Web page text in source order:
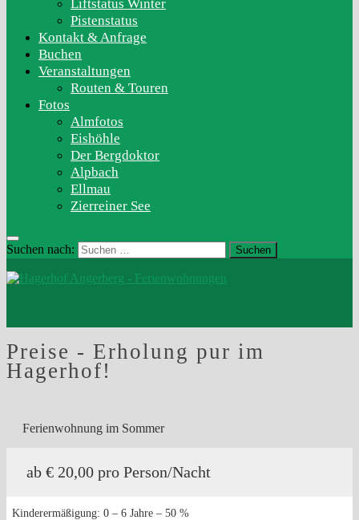
Liftstatus Winter
Pistenstatus
Kontakt & Anfrage
Buchen
Veranstaltungen
Routen & Touren
Fotos
Almfotos
Eishöhle
Der Bergdoktor
Alpbach
Ellmau
Zierreiner See
Suchen nach:
Preise - Erholung pur im
Hagerhof!
Ferienwohnung im Sommer
ab € 20,00 pro Person/Nacht
Kinderermäßigung: 0 – 6 Jahre – 50 %